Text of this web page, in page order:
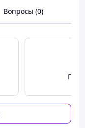
Вопросы (0)